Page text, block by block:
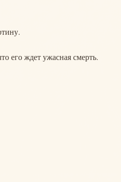
его ждет ужасная смерть.